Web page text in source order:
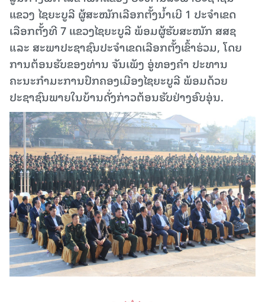
ແຂວງ ໄຊຍະບູລີ ຜູ້ສະໝັກເລືອກຕັ້ງນໍ້າເບີ 1 ປະຈຳເຂດ
ເລືອກຕັ້ງທີ 7 ແຂວງໄຊຍະບູລີ ພ້ອມຜູ້ຮັບສະໜັກ ສສຊ
ແລະ ສະພາປະຊາຊົນປະຈຳເຂດເລືອກຕັ້ງເຂົ້າຮ່ວມ, ໂດຍ
ການຕ້ອນຮັບຂອງທ່ານ ຈັນເພັງ ອູ່ທອງຄຳ ປະທານ
ຄະນະກຳມະການປົກຄອງເມືອງໄຊຍະບູລີ ພ້ອມດ້ວຍ
ປະຊາຊົນພາຍໃນບ້ານດັ່ງກ່າວຕ້ອນຮັບຢ່າງອົບອຸ່ນ.